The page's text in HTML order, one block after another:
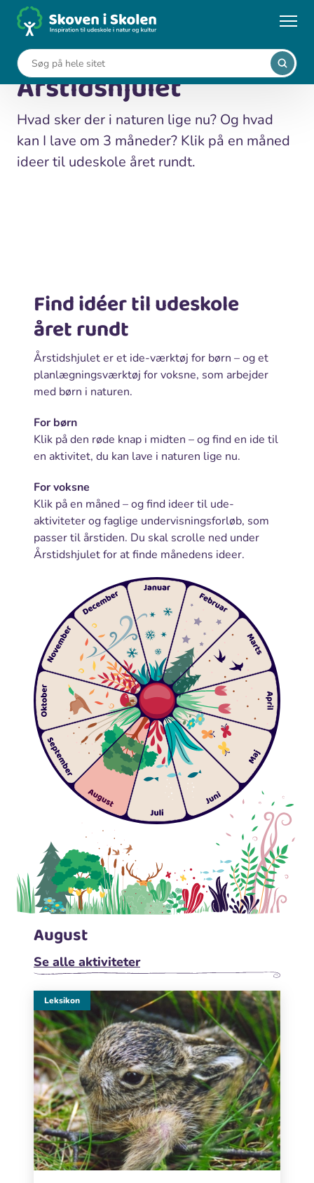
Forside Årstidshjulet
Årstidshjulet
Hvad sker der i naturen lige nu? Og hvad
kan I lave om 3 måneder? Klik på en måned
ideer til udeskole året rundt.
Find idéer til udeskole
året rundt
Årstidshjulet er et ide-værktøj for børn – og et
planlægningsværktøj for voksne, som arbejder
med børn i naturen.
For børn
Klik på den røde knap i midten – og find en ide til
en aktivitet, du kan lave i naturen lige nu.
For voksne
Klik på en måned – og find ideer til ude-
aktiviteter og faglige undervisningsforløb, som
passer til årstiden. Du skal scrolle ned under
Årstidshjulet for at finde månedens ideer.
August
Se alle aktiviteter
Leksikon